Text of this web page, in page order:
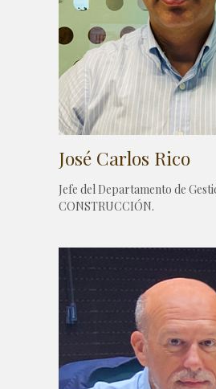
José Carlos Rico
Jefe del Departamento de
CONSTRUCCIÓN.